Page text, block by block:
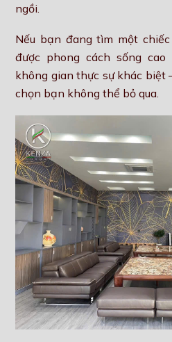
ngồi.
Nếu bạn đang tìm một
được phong cách sống
không gian thực sự khác biệt
chọn bạn không thể bỏ qua.